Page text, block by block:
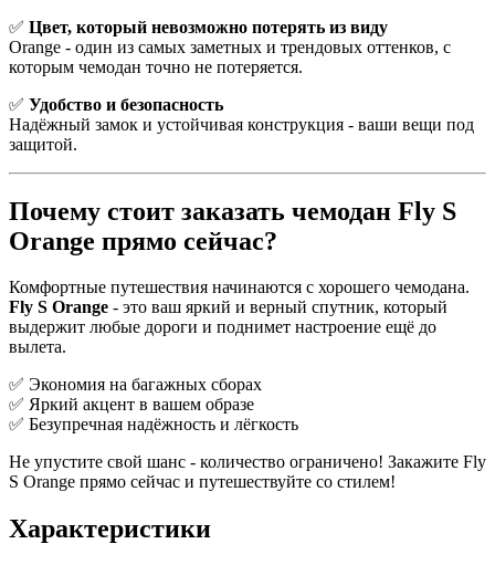
✅ Цвет, который невозможно потерять из виду
Orange - один из самых заметных и трендовых оттенков, с
которым чемодан точно не потеряется.
✅ Удобство и безопасность
Надёжный замок и устойчивая конструкция - ваши вещи под
защитой.
Почему стоит заказать чемодан Fly S
Orange прямо сейчас?
Комфортные путешествия начинаются с хорошего чемодана.
Fly S Orange - это ваш яркий и верный спутник, который
выдержит любые дороги и поднимет настроение ещё до
вылета.
✅ Экономия на багажных сборах
✅ Яркий акцент в вашем образе
✅ Безупречная надёжность и лёгкость
Не упустите свой шанс - количество ограничено! Закажите Fly
S Orange прямо сейчас и путешествуйте со стилем!
Характеристики